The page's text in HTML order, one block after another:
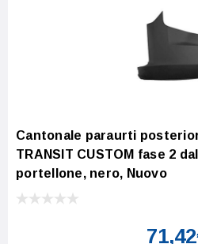
Cantonale paraurti
TRANSIT CUSTOM fase 2
portellone, nero, Nuovo